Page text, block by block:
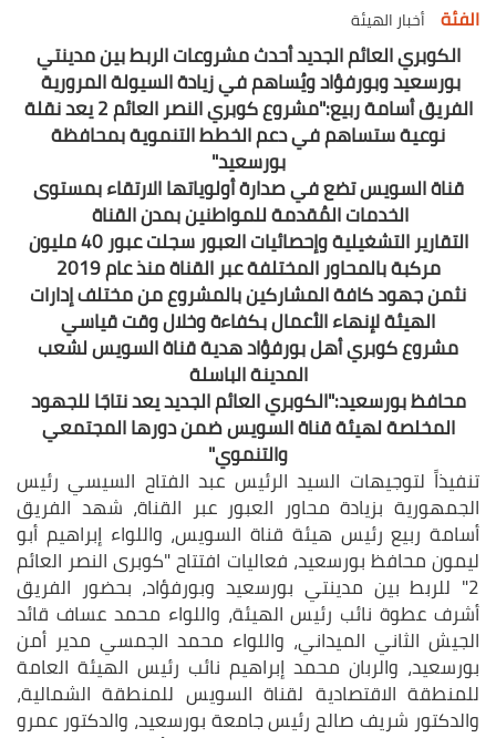
الفئة أخبار الهيئة
الكوبري العائم الجديد أحدث مشروعات الربط بين مدينتي
بورسعيد وبورفؤاد ويُساهم في زيادة السيولة المرورية
الفريق أسامة ربيع:"مشروع كوبري النصر العائم 2 يعد نقلة
نوعية ستساهم في دعم الخطط التنموية بمحافظة
بورسعيد"
قناة السويس تضع في صدارة أولوياتها الارتقاء بمستوى
الخدمات المُقدمة للمواطنين بمدن القناة
التقارير التشغيلية وإحصائيات العبور سجلت عبور 40 مليون
مركبة بالمحاور المختلفة عبر القناة منذ عام 2019
نثمن جهود كافة المشاركين بالمشروع من مختلف إدارات
الهيئة لإنهاء الأعمال بكفاءة وخلال وقت قياسي
مشروع كوبري أهل بورفؤاد هدية قناة السويس لشعب
المدينة الباسلة
محافظ بورسعيد:"الكوبري العائم الجديد يعد نتاجَا للجهود
المخلصة لهيئة قناة السويس ضمن دورها المجتمعي
والتنموي"
تنفيذاً لتوجيهات السيد الرئيس عبد الفتاح السيسي رئيس
الجمهورية بزيادة محاور العبور عبر القناة، شهد الفريق
أسامة ربيع رئيس هيئة قناة السويس، واللواء إبراهيم أبو
ليمون محافظ بورسعيد، فعاليات افتتاح "كوبرى النصر العائم
2" للربط بين مدينتي بورسعيد وبورفؤاد، بحضور الفريق
أشرف عطوة نائب رئيس الهيئة، واللواء محمد عساف قائد
الجيش الثاني الميداني، واللواء محمد الجمسي مدير أمن
بورسعيد، والربان محمد إبراهيم نائب رئيس الهيئة العامة
للمنطقة الاقتصادية لقناة السويس للمنطقة الشمالية،
والدكتور شريف صالح رئيس جامعة بورسعيد، والدكتور عمرو